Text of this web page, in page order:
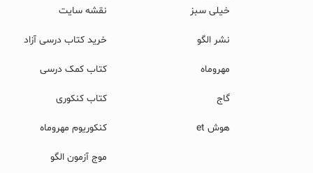
خیلی سبز
نشر الگو
مهروماه
گاج
هوش et
نقشه سایت
خرید کتاب درسی آزاد
کتاب کمک درسی
کتاب کنکوری
کنکوریوم مهروماه
موج آزمون الگو